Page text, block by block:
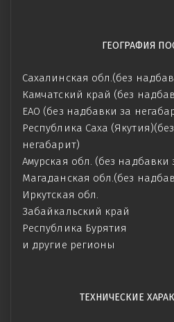
ГЕОГРАФИЯ
Сахалинская обл.(без
Камчатский край (без
ЕАО (без надбавки за
Республика Саха
негабарит)
Амурская обл. (без надбавки
Магаданская обл.(без
Иркутская обл.
Забайкальский край
Республика Бурятия
и другие регионы
ТЕХНИЧЕСКИЕ